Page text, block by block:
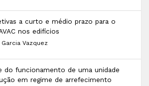
a curto e médio prazo para o
nos edifícios
Vazquez
do funcionamento de uma unidade
em regime de arrefecimento